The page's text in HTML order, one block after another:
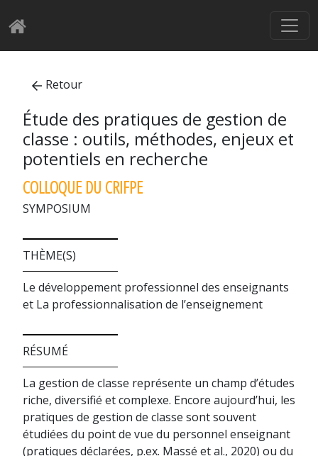
Retour
Étude des pratiques de gestion de
classe : outils, méthodes, enjeux et
potentiels en recherche
COLLOQUE DU CRIFPE
SYMPOSIUM
THÈME(S)
Le développement professionnel des enseignants
et La professionnalisation de l’enseignement
RÉSUMÉ
La gestion de classe représente un champ d’études
riche, diversifié et complexe. Encore aujourd’hui, les
pratiques de gestion de classe sont souvent
étudiées du point de vue du personnel enseignant
(pratiques déclarées, p.ex. Massé et al., 2020) ou du